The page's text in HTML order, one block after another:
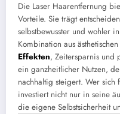
Die Laser Haarentfernung
Vorteile. Sie trägt
selbstbewusster und wohler
Kombination aus
Effekten, Zeitersparnis und
ein ganzheitlicher Nutzen,
nachhaltig steigert. Wer sich
investiert nicht nur in seine
die eigene Selbstsicherheit